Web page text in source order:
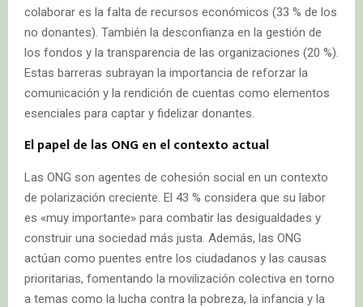
colaborar es la falta de recursos económicos (33 % de los
no donantes). También la desconfianza en la gestión de
los fondos y la transparencia de las organizaciones (20 %).
Estas barreras subrayan la importancia de reforzar la
comunicación y la rendición de cuentas como elementos
esenciales para captar y fidelizar donantes.
El papel de las ONG en el contexto actual
Las ONG son agentes de cohesión social en un contexto
de polarización creciente. El 43 % considera que su labor
es «muy importante» para combatir las desigualdades y
construir una sociedad más justa. Además, las ONG
actúan como puentes entre los ciudadanos y las causas
prioritarias, fomentando la movilización colectiva en torno
a temas como la lucha contra la pobreza, la infancia y la